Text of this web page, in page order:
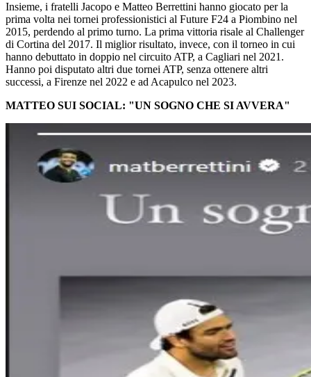
Insieme, i fratelli Jacopo e Matteo Berrettini hanno giocato per la
prima volta nei tornei professionistici al Future F24 a Piombino nel
2015, perdendo al primo turno. La prima vittoria risale al Challenger
di Cortina del 2017. Il miglior risultato, invece, con il torneo in cui
hanno debuttato in doppio nel circuito ATP, a Cagliari nel 2021.
Hanno poi disputato altri due tornei ATP, senza ottenere altri
successi, a Firenze nel 2022 e ad Acapulco nel 2023.
MATTEO SUI SOCIAL: "UN SOGNO CHE SI AVVERA"